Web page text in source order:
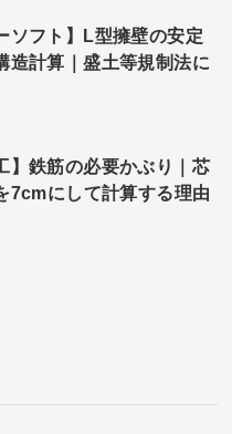
ソフト】L型擁壁の安定
造計算｜盛土等規制法に
】鉄筋の必要かぶり｜芯
7cmにして計算する理由